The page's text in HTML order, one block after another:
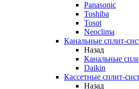
Panasonic
Toshiba
Tosot
Neoclima
Канальные сплит-
Назад
Канальные
Daikin
Кассетные сплит-
Назад